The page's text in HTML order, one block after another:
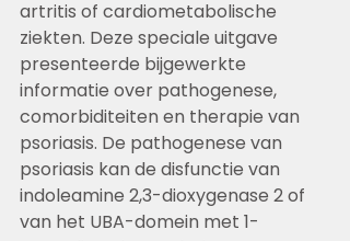
artritis of cardiometabolische
ziekten. Deze speciale uitgave
presenteerde bijgewerkte
informatie over pathogenese,
comorbiditeiten en therapie van
psoriasis. De pathogenese van
psoriasis kan de disfunctie van
indoleamine 2,3-dioxygenase 2 of
van het UBA-domein met 1-